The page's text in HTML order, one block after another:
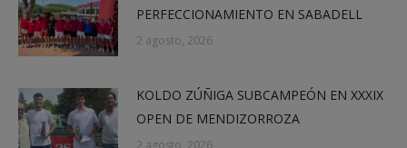
PERFECCIONAMIENTO EN SABADELL
2 agosto, 2026
KOLDO ZÚÑIGA SUBCAMPEÓN EN XXXIX
OPEN DE MENDIZORROZA
2 agosto, 2026